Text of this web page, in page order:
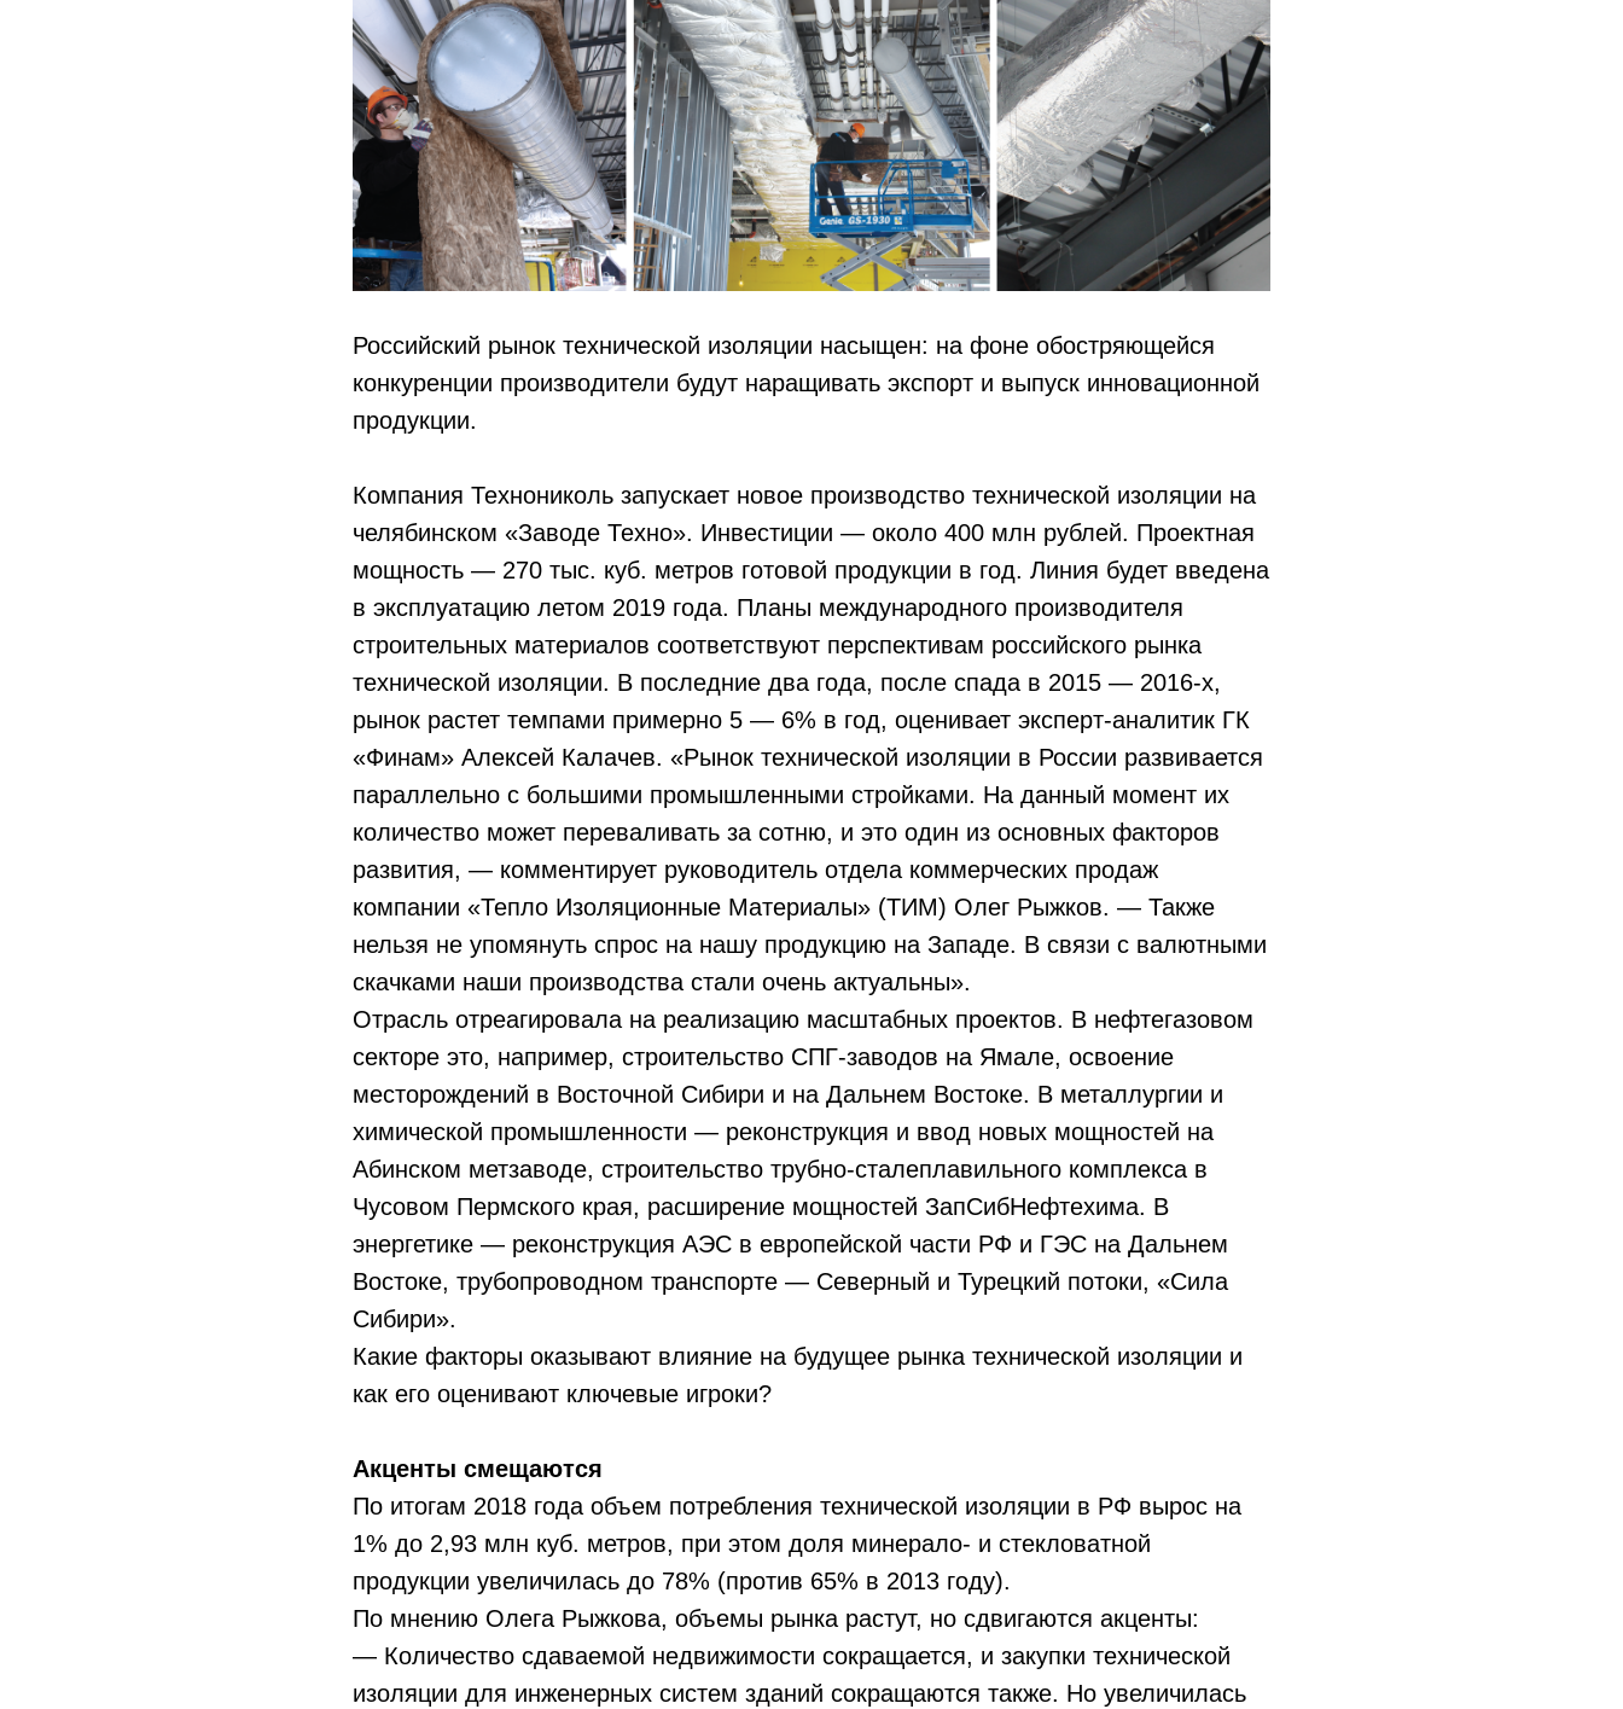
Российский рынок технической изоляции насыщен: на фоне обостряющейся
конкуренции производители будут наращивать экспорт и выпуск инновационной
продукции.
Компания Технониколь запускает новое производство технической изоляции на
челябинском «Заводе Техно». Инвестиции — около 400 млн рублей. Проектная
мощность — 270 тыс. куб. метров готовой продукции в год. Линия будет введена
в эксплуатацию летом 2019 года. Планы международного производителя
строительных материалов соответствуют перспективам российского рынка
технической изоляции. В последние два года, после спада в 2015 — 2016-х,
рынок растет темпами примерно 5 — 6% в год, оценивает эксперт-аналитик ГК
«Финам» Алексей Калачев. «Рынок технической изоляции в России развивается
параллельно с большими промышленными стройками. На данный момент их
количество может переваливать за сотню, и это один из основных факторов
развития, — комментирует руководитель отдела коммерческих продаж
компании «Тепло Изоляционные Материалы» (ТИМ) Олег Рыжков. — Также
нельзя не упомянуть спрос на нашу продукцию на Западе. В связи с валютными
скачками наши производства стали очень актуальны».
Отрасль отреагировала на реализацию масштабных проектов. В нефтегазовом
секторе это, например, строительство СПГ-заводов на Ямале, освоение
месторождений в Восточной Сибири и на Дальнем Востоке. В металлургии и
химической промышленности — реконструкция и ввод новых мощностей на
Абинском метзаводе, строительство трубно-сталеплавильного комплекса в
Чусовом Пермского края, расширение мощностей ЗапСибНефтехима. В
энергетике — реконструкция АЭС в европейской части РФ и ГЭС на Дальнем
Востоке, трубопроводном транспорте — Северный и Турецкий потоки, «Сила
Сибири».
Какие факторы оказывают влияние на будущее рынка технической изоляции и
как его оценивают ключевые игроки?
Акценты смещаются
По итогам 2018 года объем потребления технической изоляции в РФ вырос на
1% до 2,93 млн куб. метров, при этом доля минерало- и стекловатной
продукции увеличилась до 78% (против 65% в 2013 году).
По мнению Олега Рыжкова, объемы рынка растут, но сдвигаются акценты:
— Количество сдаваемой недвижимости сокращается, и закупки технической
изоляции для инженерных систем зданий сокращаются также. Но увеличилась